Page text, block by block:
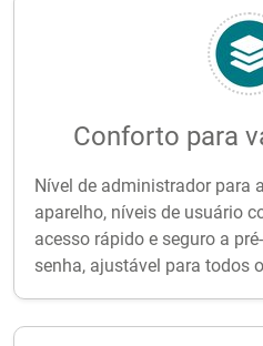
Conforto para
Nível de administrador para
aparelho, níveis de usuário
acesso rápido e seguro a
senha, ajustável para todos